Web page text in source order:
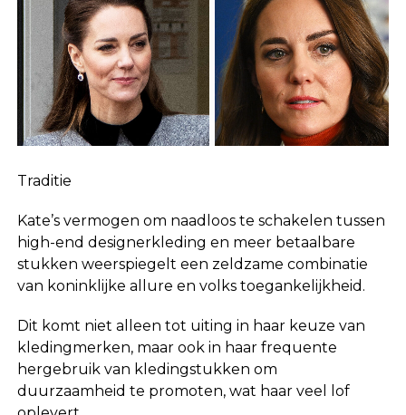
Traditie
Kate’s vermogen om naadloos te schakelen tussen
high-end designerkleding en meer betaalbare
stukken weerspiegelt een zeldzame combinatie
van koninklijke allure en volks toegankelijkheid.
Dit komt niet alleen tot uiting in haar keuze van
kledingmerken, maar ook in haar frequente
hergebruik van kledingstukken om
duurzaamheid te promoten, wat haar veel lof